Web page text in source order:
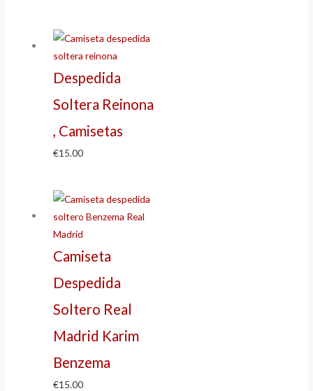
Despedida
Soltera Reinona
, Camisetas
€15.00
Camiseta
Despedida
Soltero Real
Madrid Karim
Benzema
€15.00